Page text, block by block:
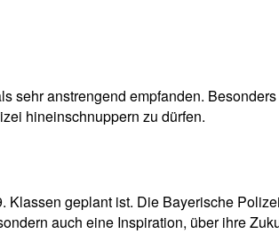
sehr anstrengend empfanden.
hineinschnuppern zu dürfen.
geplant ist. Die Bayerische
auch eine Inspiration, über ihre